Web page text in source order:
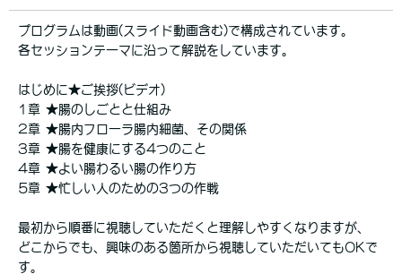
プログラムは動画(スライド動画含む)で構成されています。
各セッションテーマに沿って解説をしています。
はじめに★ご挨拶(ビデオ)
1章 ★腸のしごとと仕組み
2章 ★腸内フローラ腸内細菌、その関係
3章 ★腸を健康にする4つのこと
4章 ★よい腸わるい腸の作り方
5章 ★忙しい人のための3つの作戦
最初から順番に視聴していただくと理解しやすくなりますが、
どこからでも、興味のある箇所から視聴していただいてもOKで
す。